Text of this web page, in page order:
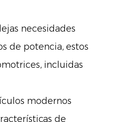
necesidades
de potencia, estos
incluidas
modernos
de